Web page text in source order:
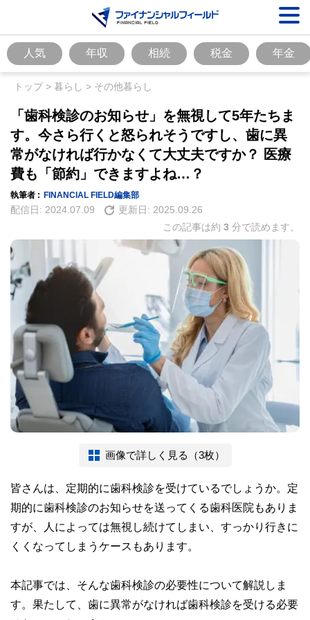
人気 年収 相続 税金 年金
トップ> 暮らし > その他暮らし
「歯科検診のお知らせ」を無視して5年たちま
す。今さら行くと怒られそうですし、歯に異
常がなければ行かなくて大丈夫ですか？ 医療
費も「節約」できますよね…？
執筆者 : FINANCIAL FIELD編集部
配信日: 2024.07.09 更新日: 2025.09.26
この記事は約 3 分で読めます。
画像で詳しく見る（3枚）
皆さんは、定期的に歯科検診を受けているでしょうか。定
期的に歯科検診のお知らせを送ってくる歯科医院もありま
すが、人によっては無視し続けてしまい、すっかり行きに
くくなってしまうケースもあります。
本記事では、そんな歯科検診の必要性について解説しま
す。果たして、歯に異常がなければ歯科検診を受ける必要